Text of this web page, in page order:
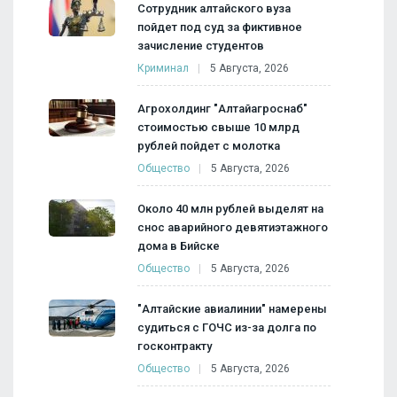
Сотрудник алтайского вуза
пойдет под суд за фиктивное
зачисление студентов
Криминал 5 Августа, 2026
Агрохолдинг "Алтайагроснаб"
стоимостью свыше 10 млрд
рублей пойдет с молотка
Общество 5 Августа, 2026
Около 40 млн рублей выделят на
снос аварийного девятиэтажного
дома в Бийске
Общество 5 Августа, 2026
"Алтайские авиалинии" намерены
судиться с ГОЧС из-за долга по
госконтракту
Общество 5 Августа, 2026